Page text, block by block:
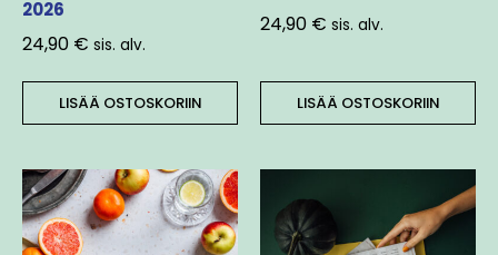
2026
24,90 € sis. alv.
LISÄÄ OSTOSKORIIN
24,90 € sis. alv.
LISÄÄ OSTOSKORIIN